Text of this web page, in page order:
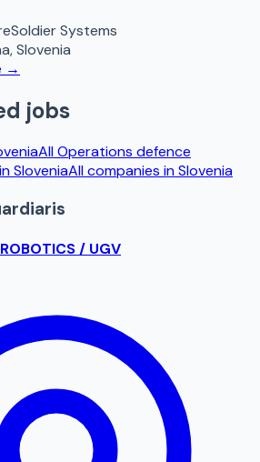
Soldier Systems
,Slovenia
→
jobs
AllOperations defence
SloveniaAll companies inSlovenia
/ UGV